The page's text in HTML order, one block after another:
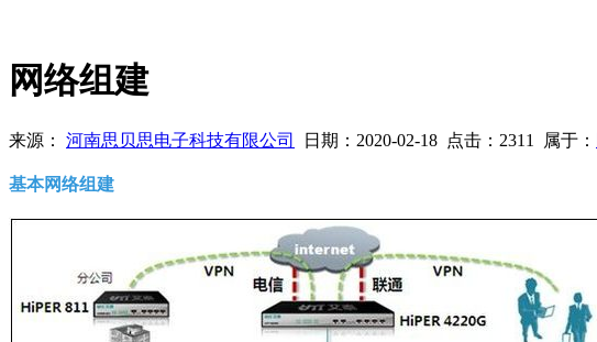
网络组建
来源： 河南思贝思电子科技有限公司 日期： 2020-02-18 点击： 2311 属于：
基本网络组建